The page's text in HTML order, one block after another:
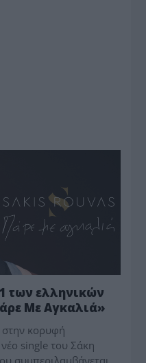
των ελληνικών
Με Αγκαλιά»
κορυφή
single του Σάκη
συμπεριλαμβάνεται